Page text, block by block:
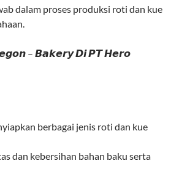
dalam proses produksi roti dan kue
– 𝘽𝙖𝙠𝙚𝙧𝙮 𝘿𝙞 𝙋𝙏 𝙃𝙚𝙧𝙤
berbagai jenis roti dan kue
dan kebersihan bahan baku serta